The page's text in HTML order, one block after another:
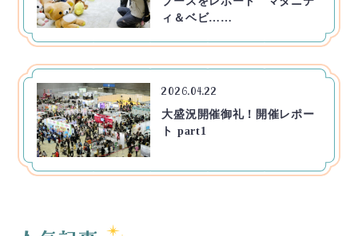
ィ＆ベビ……
2026.04.22
大盛況開催御礼！開催レポー
ト part1